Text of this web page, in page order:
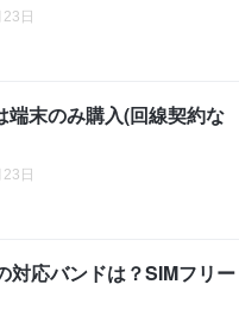
日
末のみ購入(回線契約な
日
対応バンドは？SIMフリー